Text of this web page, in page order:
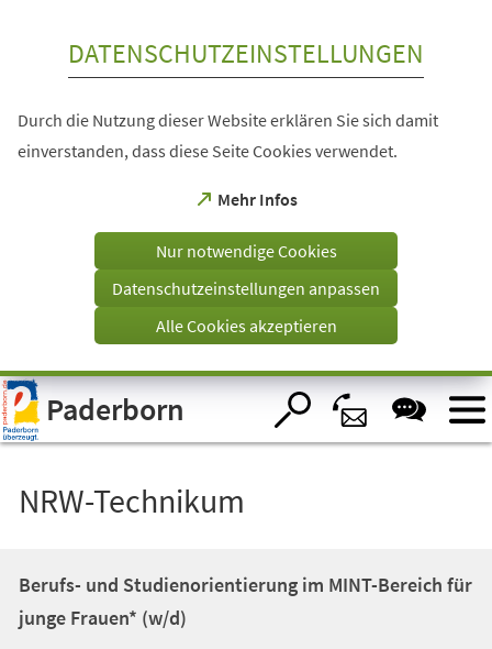
Visuelle
Assistenzsoftware
öffnen.
DATENSCHUTZEINSTELLUNGEN
Durch die Nutzung dieser Website erklären Sie sich damit
einverstanden, dass diese Seite Cookies verwendet.
Mehr Infos
(Öffnet
einem
Tab)
Nur notwendige Cookies
Datenschutzeinstellungen anpassen
Alle Cookies akzeptieren
Paderborn
NRW-Technikum
Berufs- und Studienorientierung im MINT-Bereich für
junge Frauen* (w/d)